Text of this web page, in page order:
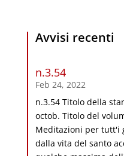
Avvisi recenti
n.3.54
Feb 24, 2022
n.3.54 Titolo della
octob. Titolo del
Meditazioni per tutt'i
dalla vita del santo